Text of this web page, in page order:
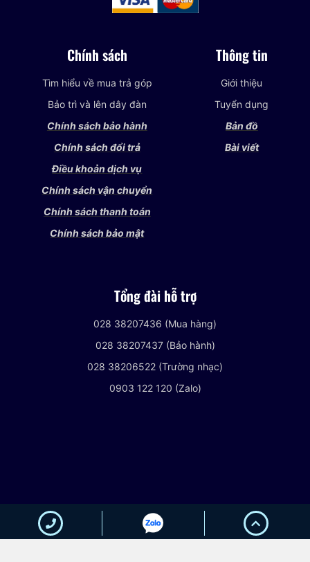
Chính sách
Tìm hiểu về mua trả góp
Bảo trì và lên dây đàn
Chính sách bảo hành
Chính sách đổi trả
Điều khoản dịch vụ
Chính sách vận chuyển
Chính sách thanh toán
Chính sách bảo mật
Thông tin
Giới thiệu
Tuyển dụng
Bản đồ
Bài viết
Tổng đài hỗ trợ
028 38207436 (Mua hàng)
028 38207437 (Bảo hành)
028 38206522 (Trường nhạc)
0903 122 120 (Zalo)